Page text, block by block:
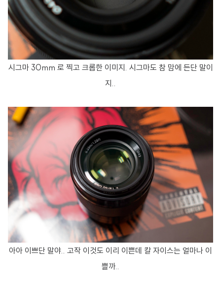
시그마 30mm 로 찍고 크롭한 이미지. 시그마도 참 맘에 든단 말이
지..
아아 이쁘단 말야.. 고작 이것도 이리 이쁜데 칼 자이스는 얼마나 이
쁠까..